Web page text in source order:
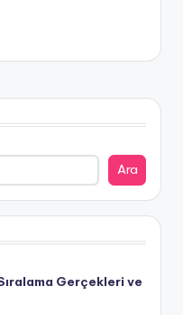
Ara
Gerçekleri ve